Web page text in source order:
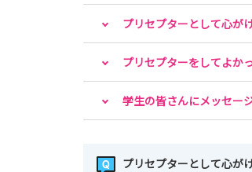
🌱 急性期から回復期・障害者医療・在宅まで幅広
🌱 「一人にしない。みんなで育てる。」を大切に
🎁 看護部パンフレット
プリセプターとして心が
プリセプターをしてよか
学生の皆さんにメッセー
プリセプターとして心が